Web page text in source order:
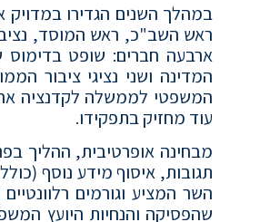
במהלך השנים הגדירו
ראש השב"כ, ראש המוסד, נציב
ארבעה חברים: שופט בדימוס
המדינה ושני נציגי ציבור
המשפטי לממשלה לקדנציה
עוד מחזיק בתפקידו.
מבחינה אופרטיבית, ההליך
תגובות, איסוף מידע נוסף
השר המציע וגורמים
שהפסיקה והנחיות היועץ